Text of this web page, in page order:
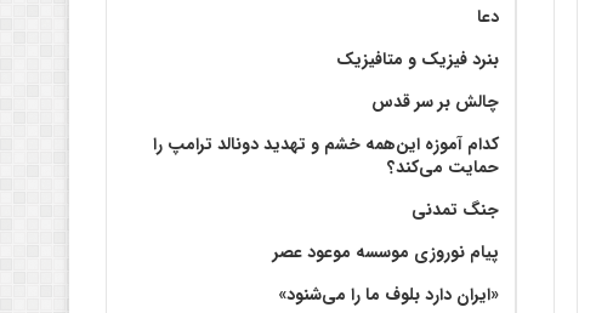
دعا
بنرد فیزیک و متافیزیک
چالش بر سر قدس
کدام آموزه این‌همه خشم و تهدید دونالد ترامپ را
حمایت می‌کند؟
جنگ تمدنی
پیام نوروزی موسسه موعود عصر
«ایران دارد بلوف ما را می‌شنود»